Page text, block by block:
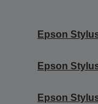
Epson
Epson
Epson